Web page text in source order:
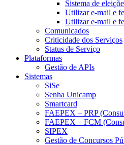
Sistema de
Utilizar e-mail e
Utilizar e-mail e
Comunicados
Criticidade dos Serviços
Status de Serviço
Plataformas
Gestão de APIs
Sistemas
SiSe
Senha Unicamp
Smartcard
FAEPEX – PRP
FAEPEX – FCM
SIPEX
Gestão de Concursos